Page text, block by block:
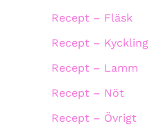
Recept – Fläsk
Recept – Kyckling
Recept – Lamm
Recept – Nöt
Recept – Övrigt